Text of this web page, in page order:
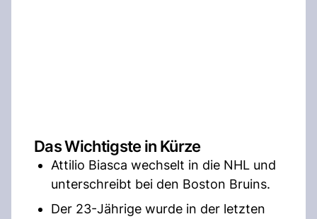
Das Wichtigste in Kürze
Attilio Biasca wechselt in die NHL und
unterschreibt bei den Boston Bruins.
Der 23-Jährige wurde in der letzten